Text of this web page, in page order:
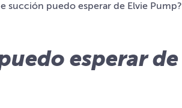
succión puedo esperar de Elvie Pump?
esperar de